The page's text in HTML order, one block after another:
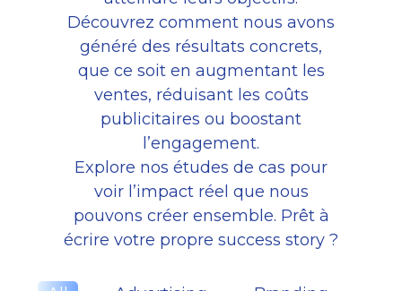
Découvrez comment nous avons
généré des résultats concrets,
que ce soit en augmentant les
ventes, réduisant les coûts
publicitaires ou boostant
l’engagement.
Explore nos études de cas pour
voir l’impact réel que nous
pouvons créer ensemble. Prêt à
écrire votre propre success story ?